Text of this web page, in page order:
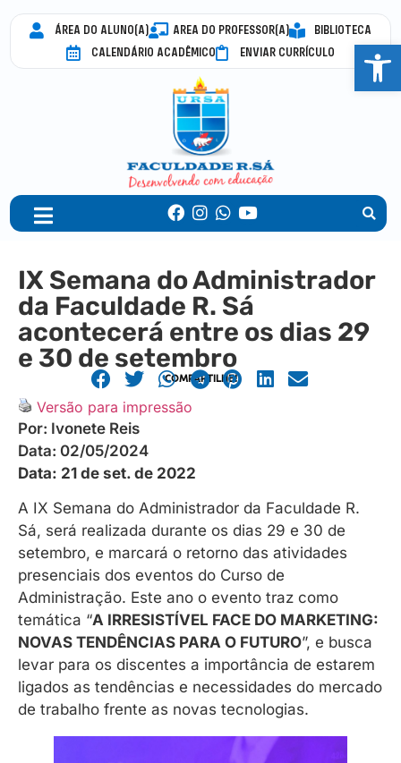
ÁREA DO ALUNO(A) AREA DO PROFESSOR(A)
BIBLIOTECA
CALENDÁRIO ACADÊMICO
ENVIAR CURRÍCULO
IX Semana do Administrador
da Faculdade R. Sá
acontecerá entre os dias 29
e 30 de setembro
COMPARTILHE!
Versão para impressão
Por: Ivonete Reis
Data: 02/05/2024
Data: 21 de set. de 2022
A IX Semana do Administrador da Faculdade R.
Sá, será realizada durante os dias 29 e 30 de
setembro, e marcará o retorno das atividades
presenciais dos eventos do Curso de
Administração. Este ano o evento traz como
temática “A IRRESISTÍVEL FACE DO MARKETING:
NOVAS TENDÊNCIAS PARA O FUTURO”, e busca
levar para os discentes a importância de estarem
ligados as tendências e necessidades do mercado
de trabalho frente as novas tecnologias.
Abrir